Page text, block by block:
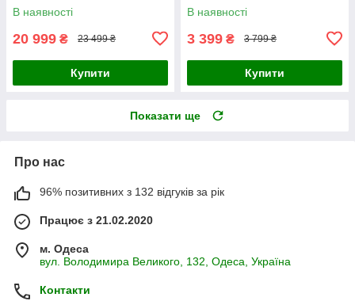
В наявності
20 999 ₴ 23 499 ₴
Купити
В наявності
3 399 ₴ 3 799 ₴
Купити
Показати ще
Про нас
96% позитивних з 132 відгуків за рік
Працює з 21.02.2020
м. Одеса
вул. Володимира Великого, 132, Одеса, Україна
Контакти